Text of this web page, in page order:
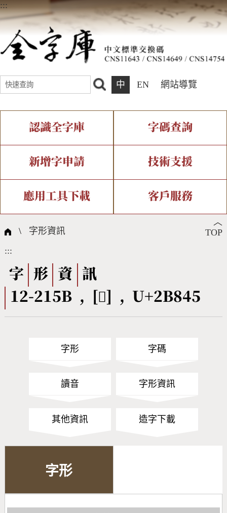
:::
中 EN 網站導覽
認識全字庫
全字庫介紹 全字庫現況
中文碼介紹 專有名詞介紹
國際字碼相關組織
字碼查詢
IDS查詢 部件查詢
複合查詢 注音查詢
筆畫查詢
筆順序查詢
CNS查詢 Unicode查詢
新增字申請
新字申請處理流程
技術支援
字形即時顯示 造字解決方案
全字庫授權 轉碼Web Service
應用工具下載
個人電腦造字處理工具
字形下載
客戶服務
問題集
熱門查詢統計
︿
TOP
\ 字形資訊
:::
字 形 資
訊
12-215B , [𫡅] , U+2B845
字形 字碼
讀音 字形資訊
其他資訊 造字下載
字形